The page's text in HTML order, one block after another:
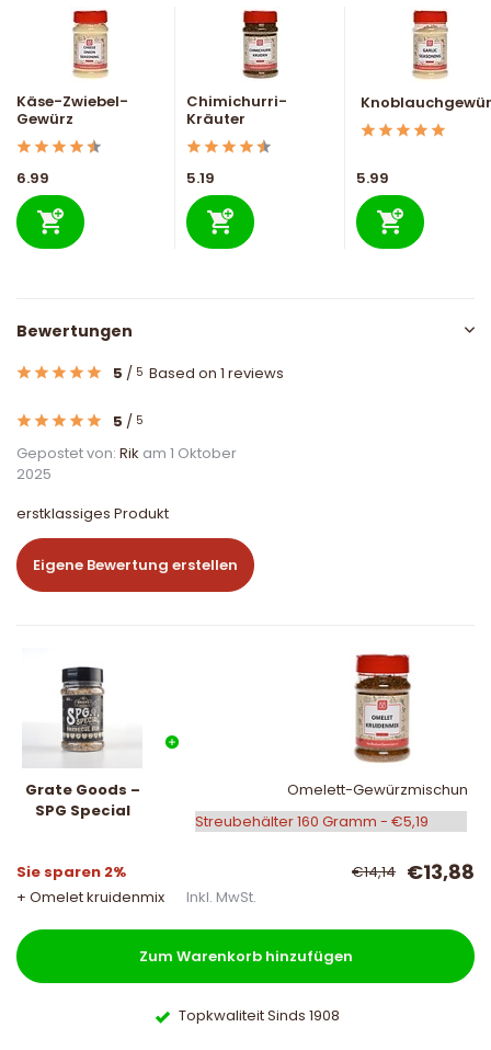
Käse-Zwiebel-
Gewürz
6.99
Chimichurri-
Kräuter
5.19 5.99
Bewertungen
5 / 5 Based on 1 reviews
5 / 5
Gepostet von: Rik am 1 Oktober
2025
erstklassiges Produkt
Eigene Bewertung erstellen
Grate Goods –
SPG Special
Omelett-Gewürzmischung
Sie sparen 2% €14,14 €13,88
+ Omelet kruidenmix Inkl. MwSt.
Zum Warenkorb hinzufügen
Topkwaliteit Sinds 1908